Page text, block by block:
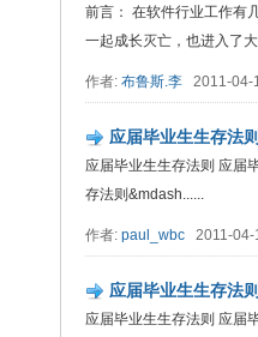
前言： 在软件行业工作有
一起成长灭亡，也进入了
作者: 布鲁斯.李 2011-04-
应届毕业生生存法则
应届毕业生生存法则 应
存法则&mdash......
作者: paul_wbc 2011-04-
应届毕业生生存法
应届毕业生生存法则 应